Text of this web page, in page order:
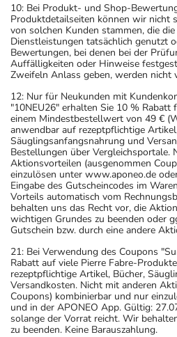
10: Bei Produkt- und Shop-
Produktdetailseiten können wir nicht
von solchen Kunden stammen, die
Dienstleistungen tatsächlich genutzt
Bewertungen, bei denen bei der
Auffälligkeiten oder Hinweise
Zweifeln Anlass geben, werden nicht
12: Nur für Neukunden mit
"10NEU26" erhalten Sie 10 % Rabatt
einem Mindestbestellwert von 49 €
anwendbar auf rezeptpflichtige
Säuglingsanfangsnahrung und
Bestellungen über Vergleichsportale.
Aktionsvorteilen (ausgenommen
einzulösen unter www.aponeo.de
Eingabe des Gutscheincodes im
Vorteils automatisch vom
behalten uns das Recht vor, die
wichtigen Grundes zu beenden oder
Gutschein bzw. durch eine andere
21: Bei Verwendung des Coupons
Rabatt auf viele Pierre Fabre-
rezeptpflichtige Artikel, Bücher,
Versandkosten. Nicht mit anderen
Coupons) kombinierbar und nur
und in der APONEO App. Gültig:
solange der Vorrat reicht. Wir
zu beenden. Keine Barauszahlung.